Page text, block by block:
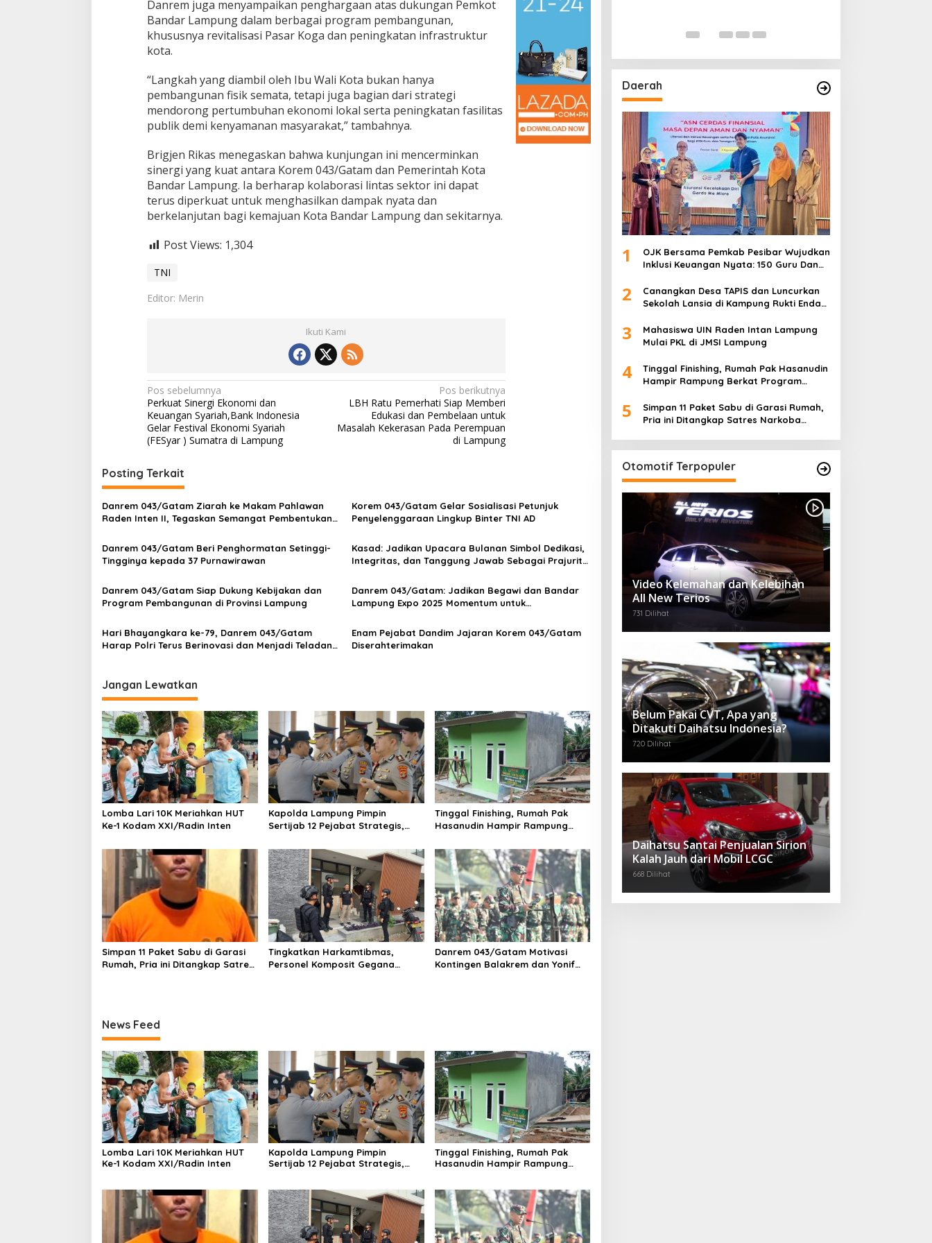
Danrem juga menyampaikan penghargaan atas dukungan Pemkot
Bandar Lampung dalam berbagai program pembangunan,
khususnya revitalisasi Pasar Koga dan peningkatan infrastruktur
kota.
“Langkah yang diambil oleh Ibu Wali Kota bukan hanya
pembangunan fisik semata, tetapi juga bagian dari strategi
mendorong pertumbuhan ekonomi lokal serta peningkatan fasilitas
publik demi kenyamanan masyarakat,” tambahnya.
Brigjen Rikas menegaskan bahwa kunjungan ini mencerminkan
sinergi yang kuat antara Korem 043/Gatam dan Pemerintah Kota
Bandar Lampung. Ia berharap kolaborasi lintas sektor ini dapat
terus diperkuat untuk menghasilkan dampak nyata dan
berkelanjutan bagi kemajuan Kota Bandar Lampung dan sekitarnya.
Post Views: 1,304
TNI
Editor: Merin
Ikuti Kami
N
a
v
i
g
a
s
i
p
o
s
Pos sebelumnya
Perkuat Sinergi Ekonomi dan
Keuangan Syariah,Bank Indonesia
Gelar Festival Ekonomi Syariah
(FESyar ) Sumatra di Lampung
Pos berikutnya
LBH Ratu Pemerhati Siap Memberi
Edukasi dan Pembelaan untuk
Masalah Kekerasan Pada Perempuan
di Lampung
Posting Terkait
Danrem 043/Gatam Ziarah ke Makam Pahlawan
Raden Inten II, Tegaskan Semangat Pembentukan
Korem 043/Gatam Gelar Sosialisasi Petunjuk
Penyelenggaraan Lingkup Binter TNI AD
Danrem 043/Gatam Beri Penghormatan Setinggi-
Tingginya kepada 37 Purnawirawan
Kasad: Jadikan Upacara Bulanan Simbol Dedikasi,
Integritas, dan Tanggung Jawab Sebagai Prajurit
Danrem 043/Gatam Siap Dukung Kebijakan dan
Program Pembangunan di Provinsi Lampung
Danrem 043/Gatam: Jadikan Begawi dan Bandar
Lampung Expo 2025 Momentum untuk
Berdaya Saing
Hari Bhayangkara ke-79, Danrem 043/Gatam
Harap Polri Terus Berinovasi dan Menjadi Teladan
Enam Pejabat Dandim Jajaran Korem 043/Gatam
Diserahterimakan
Jangan Lewatkan
Lomba Lari 10K Meriahkan HUT
Ke-1 Kodam XXI/Radin Inten
Kapolda Lampung Pimpin
Sertijab 12 Pejabat Strategis,
Pelayanan Polri Presisi
Tinggal Finishing, Rumah Pak
Hasanudin Hampir Rampung
Manunggal Membangun Desa)
Simpan 11 Paket Sabu di Garasi
Rumah, Pria ini Ditangkap Satres
Tingkatkan Harkamtibmas,
Personel Komposit Gegana
Danrem 043/Gatam Motivasi
Kontingen Balakrem dan Yonif
News Feed
Lomba Lari 10K Meriahkan HUT
Ke-1 Kodam XXI/Radin Inten
Kapolda Lampung Pimpin
Sertijab 12 Pejabat Strategis,
Tinggal Finishing, Rumah Pak
Hasanudin Hampir Rampung
Daerah
1
OJK Bersama Pemkab Pesibar Wujudkan
Inklusi Keuangan Nyata: 150 Guru Dan
Jiwa
2
Canangkan Desa TAPIS dan Luncurkan
Sekolah Lansia di Kampung Rukti Endah,
Pembangunan SDM Dimulai dari Desa
3
Mahasiswa UIN Raden Intan Lampung
Mulai PKL di JMSI Lampung
4
Tinggal Finishing, Rumah Pak Hasanudin
Hampir Rampung Berkat Program
Desa)
5
Simpan 11 Paket Sabu di Garasi Rumah,
Pria ini Ditangkap Satres Narkoba
Otomotif Terpopuler
Video Kelemahan dan Kelebihan
All New Terios
731 Dilihat
Belum Pakai CVT, Apa yang
Ditakuti Daihatsu Indonesia?
720 Dilihat
Daihatsu Santai Penjualan Sirion
Kalah Jauh dari Mobil LCGC
668 Dilihat